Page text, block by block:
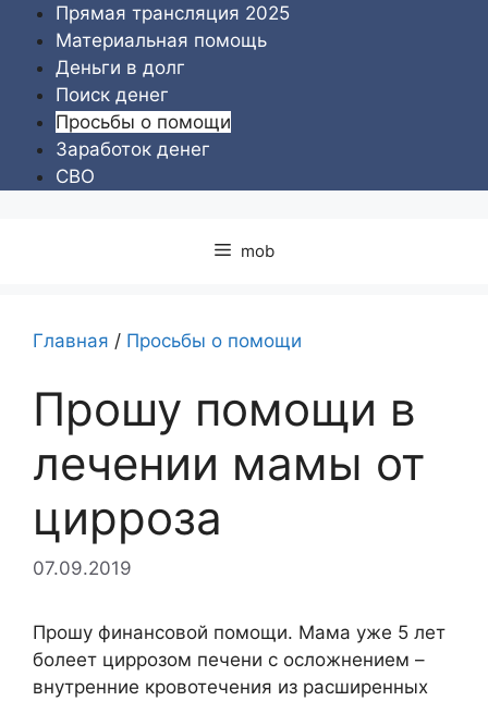
Перейти
содержимому
Прямая трансляция 2025
Материальная помощь
Деньги в долг
Поиск денег
Просьбы о помощи
Заработок денег
СВО
mob
Главная / Просьбы о помощи
Прошу помощи в
лечении мамы от
цирроза
07.09.2019
Прошу финансовой помощи. Мама уже 5 лет
болеет циррозом печени с осложнением –
внутренние кровотечения из расширенных